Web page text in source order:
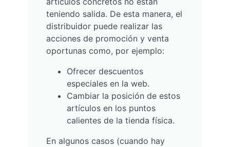
teniendo salida. De esta manera, el
distribuidor puede realizar las
acciones de promoción y venta
oportunas como, por ejemplo:
Ofrecer descuentos
especiales en la web.
Cambiar la posición de estos
artículos en los puntos
calientes de la tienda física.
En algunos casos (cuando hay